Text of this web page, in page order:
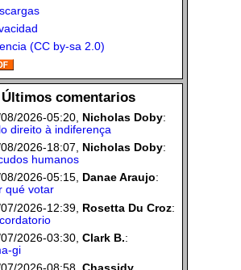
(CC by-sa 2.0)
Últimos comentarios
2026-05:20, Nicholas Doby:
direito à indiferença
2026-18:07, Nicholas Doby:
humanos
2026-05:15, Danae Araujo:
qué votar
2026-12:39, Rosetta Du Croz:
2026-03:30, Clark B.:
gi